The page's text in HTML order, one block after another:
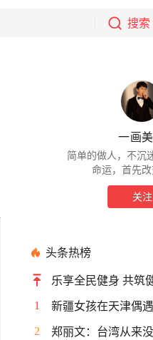
搜索
一画
简单的做人，不沉
命运，首先改
关注
头条热榜
乐享全民健身 共筑
1 新疆女孩在天津偶
2 郑丽文：台湾从来